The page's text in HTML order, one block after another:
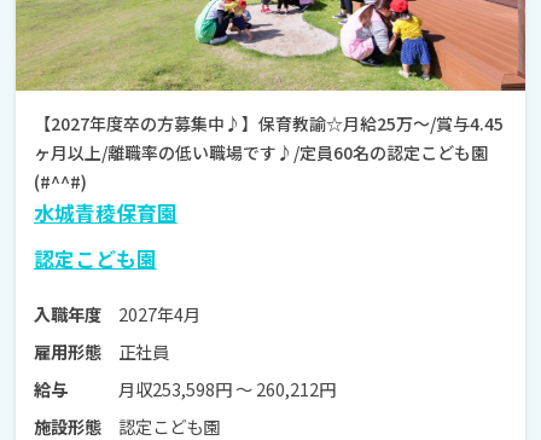
【2027年度卒の方募集中♪】保育教諭☆月給25万～/賞与4.45
ヶ月以上/離職率の低い職場です♪/定員60名の認定こども園
(#^^#)
水城青稜保育園
認定こども園
入職年度
2027年4月
雇用形態
正社員
給与
月収253,598円 〜 260,212円
施設形態
認定こども園